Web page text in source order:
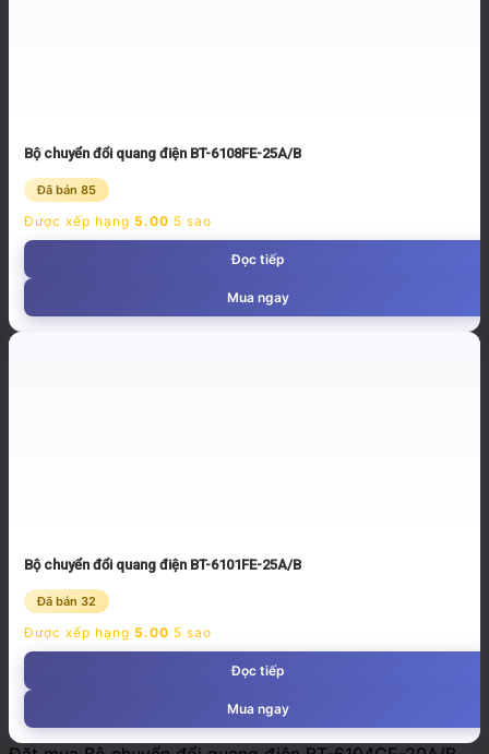
Bộ chuyển đổi quang điện BT-6108FE-25A/B
Đã bán 85
Được xếp hạng 5.00 5 sao
Đọc tiếp
Mua ngay
Bộ chuyển đổi quang điện BT-6101FE-25A/B
Đã bán 32
Được xếp hạng 5.00 5 sao
Đọc tiếp
Mua ngay